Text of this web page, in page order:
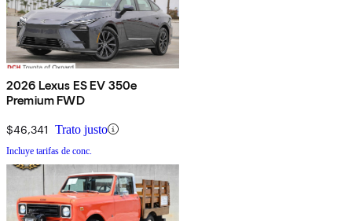
2026 Lexus ES EV 350e
Premium FWD
$46,341 Trato justo
Incluye tarifas de conc.